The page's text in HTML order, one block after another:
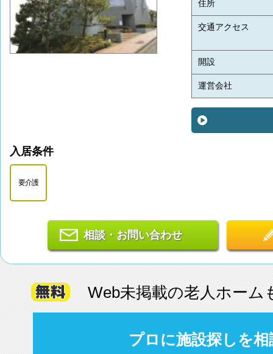
住所
交通アクセス
開設
運営会社
入居条件
要介護
相談・お問い合わせ
Web未掲載の老人ホーム
プロに施設探しを